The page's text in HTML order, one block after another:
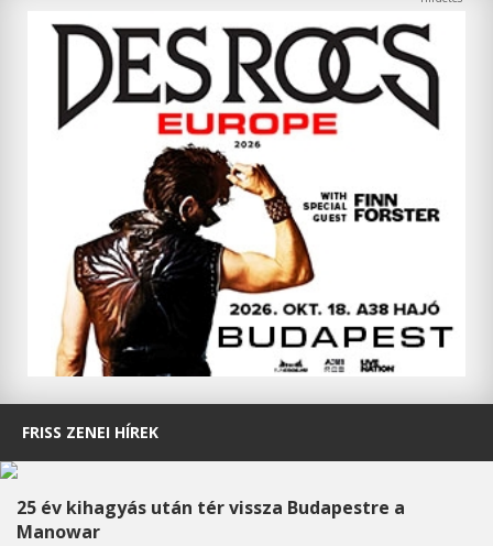
FRISS ZENEI HÍREK
25 év kihagyás után tér vissza Budapestre a
Manowar